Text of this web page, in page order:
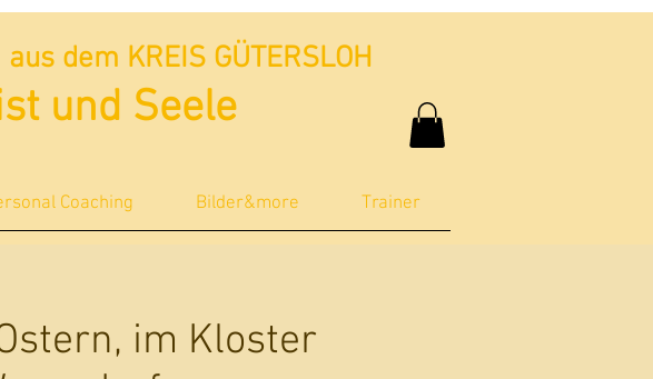
aus dem KREIS GÜTERSLOH
und Seele
Coaching Bilder&more Trainer
im Kloster